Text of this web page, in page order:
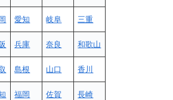
愛知 岐阜 三重
兵庫 奈良 和歌山
島根 山口 香川
福岡 佐賀 長崎